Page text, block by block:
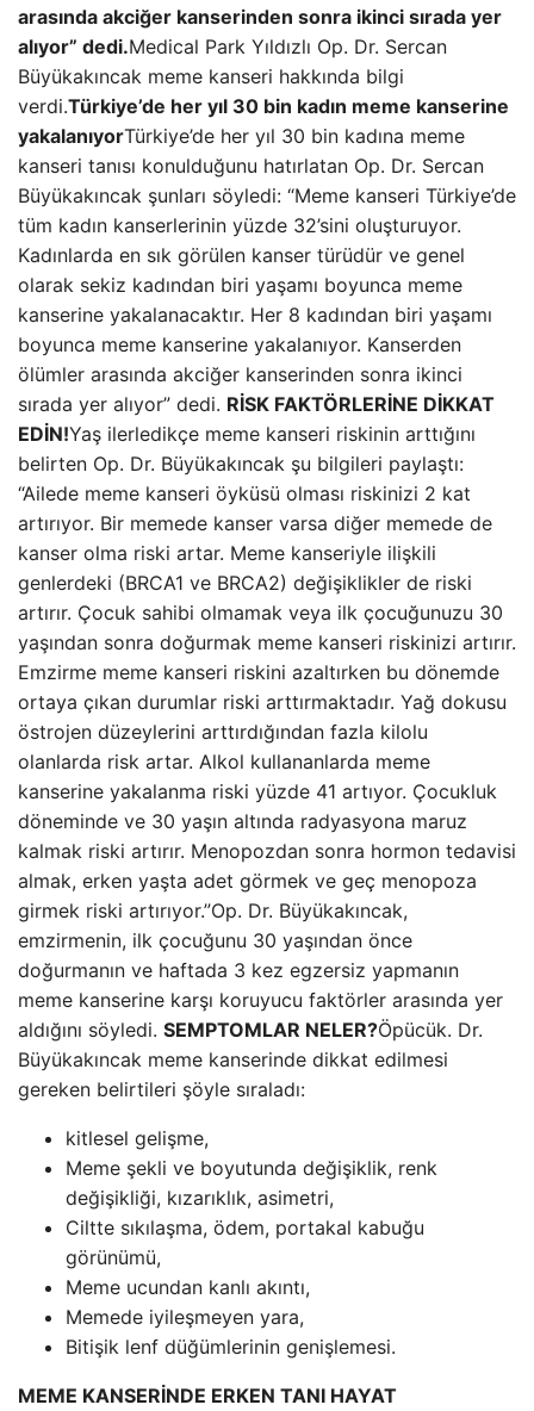
arasında akciğer kanserinden sonra ikinci sırada yer
alıyor” dedi.Medical Park Yıldızlı Op. Dr. Sercan
Büyükakıncak meme kanseri hakkında bilgi
verdi.Türkiye’de her yıl 30 bin kadın meme kanserine
yakalanıyorTürkiye’de her yıl 30 bin kadına meme
kanseri tanısı konulduğunu hatırlatan Op. Dr. Sercan
Büyükakıncak şunları söyledi: “Meme kanseri Türkiye’de
tüm kadın kanserlerinin yüzde 32’sini oluşturuyor.
Kadınlarda en sık görülen kanser türüdür ve genel
olarak sekiz kadından biri yaşamı boyunca meme
kanserine yakalanacaktır. Her 8 kadından biri yaşamı
boyunca meme kanserine yakalanıyor. Kanserden
ölümler arasında akciğer kanserinden sonra ikinci
sırada yer alıyor” dedi. RİSK FAKTÖRLERİNE DİKKAT
EDİN!Yaş ilerledikçe meme kanseri riskinin arttığını
belirten Op. Dr. Büyükakıncak şu bilgileri paylaştı:
“Ailede meme kanseri öyküsü olması riskinizi 2 kat
artırıyor. Bir memede kanser varsa diğer memede de
kanser olma riski artar. Meme kanseriyle ilişkili
genlerdeki (BRCA1 ve BRCA2) değişiklikler de riski
artırır. Çocuk sahibi olmamak veya ilk çocuğunuzu 30
yaşından sonra doğurmak meme kanseri riskinizi artırır.
Emzirme meme kanseri riskini azaltırken bu dönemde
ortaya çıkan durumlar riski arttırmaktadır. Yağ dokusu
östrojen düzeylerini arttırdığından fazla kilolu
olanlarda risk artar. Alkol kullananlarda meme
kanserine yakalanma riski yüzde 41 artıyor. Çocukluk
döneminde ve 30 yaşın altında radyasyona maruz
kalmak riski artırır. Menopozdan sonra hormon tedavisi
almak, erken yaşta adet görmek ve geç menopoza
girmek riski artırıyor.”Op. Dr. Büyükakıncak,
emzirmenin, ilk çocuğunu 30 yaşından önce
doğurmanın ve haftada 3 kez egzersiz yapmanın
meme kanserine karşı koruyucu faktörler arasında yer
aldığını söyledi. SEMPTOMLAR NELER?Öpücük. Dr.
Büyükakıncak meme kanserinde dikkat edilmesi
gereken belirtileri şöyle sıraladı:
kitlesel gelişme,
Meme şekli ve boyutunda değişiklik, renk
değişikliği, kızarıklık, asimetri,
Ciltte sıkılaşma, ödem, portakal kabuğu
görünümü,
Meme ucundan kanlı akıntı,
Memede iyileşmeyen yara,
Bitişik lenf düğümlerinin genişlemesi.
MEME KANSERİNDE ERKEN TANI HAYAT